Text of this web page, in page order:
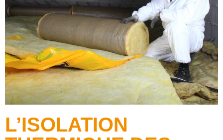
L’ISOLATION